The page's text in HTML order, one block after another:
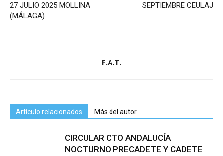
27 JULIO 2025 MOLLINA
(MÁLAGA)
SEPTIEMBRE CEULAJ
F.A.T.
Artículo relacionados Más del autor
CIRCULAR CTO ANDALUCÍA
NOCTURNO PRECADETE Y CADETE